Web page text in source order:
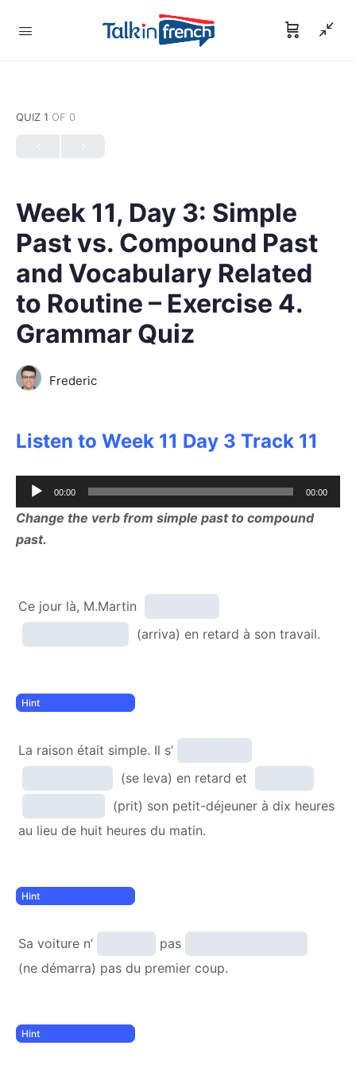
QUIZ 1 OF 0
Week 11, Day 3: Simple
Past vs. Compound Past
and Vocabulary Related
to Routine – Exercise 4.
Grammar Quiz
Frederic
Listen to Week 11 Day 3 Track 11
Audio
Player
00:00 00:00
Change the verb from simple past to compound
past.
Ce jour là, M.Martin
(arriva) en retard à son travail.
La raison était simple. Il s’
(se leva) en retard et
(prit) son petit-déjeuner à dix heures
au lieu de huit heures du matin.
Sa voiture n’
pas
(ne démarra) pas du premier coup.